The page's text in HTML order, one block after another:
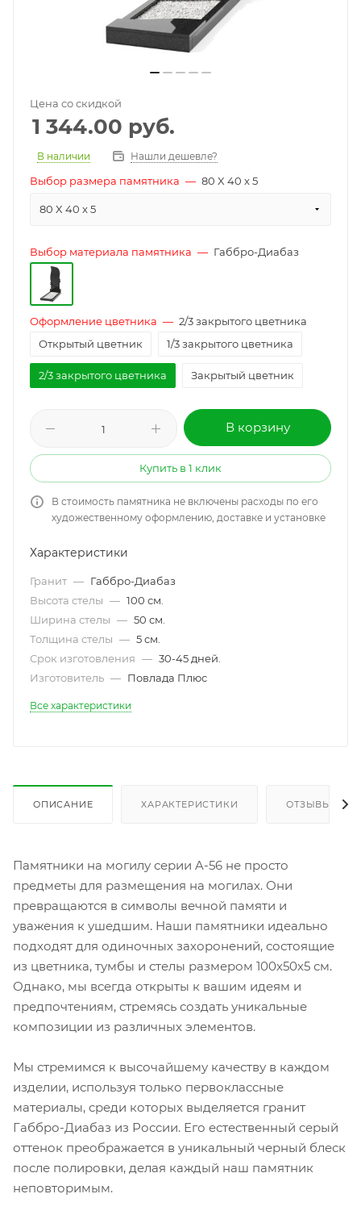
Цена со скидкой
1 344.00 руб.
В наличии Нашли дешевле?
Выбор размера памятника — 80 X 40 x 5
80 X 40 x 5
Выбор материала памятника — Габбро-Диабаз
Оформление цветника — 2/3 закрытого цветника
Открытый цветник
1/3 закрытого цветника
2/3 закрытого цветника Закрытый цветник
В корзину
Купить в 1 клик
В стоимость памятника не включены расходы по его
художественному оформлению, доставке и установке
Характеристики
Гранит — Габбро-Диабаз
Высота стелы — 100 см.
Ширина стелы — 50 см.
Толщина стелы — 5 см.
Срок изготовления — 30-45 дней.
Изготовитель — Повлада Плюс
Все характеристики
ОПИСАНИЕ ХАРАКТЕРИСТИКИ ОТЗЫВЫ
Памятники на могилу серии A-56 не просто
предметы для размещения на могилах. Они
превращаются в символы вечной памяти и
уважения к ушедшим. Наши памятники идеально
подходят для одиночных захоронений, состоящие
из цветника, тумбы и стелы размером 100х50х5 см.
Однако, мы всегда открыты к вашим идеям и
предпочтениям, стремясь создать уникальные
композиции из различных элементов.
Мы стремимся к высочайшему качеству в каждом
изделии, используя только первоклассные
материалы, среди которых выделяется гранит
Габбро-Диабаз из России. Его естественный серый
оттенок преображается в уникальный черный блеск
после полировки, делая каждый наш памятник
неповторимым.